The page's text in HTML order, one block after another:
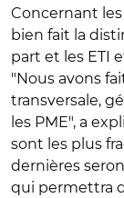
Concernant
bien fait la
part et les ETI
"Nous avons
transversale,
les PME", a
sont les plus
dernières
qui permettra